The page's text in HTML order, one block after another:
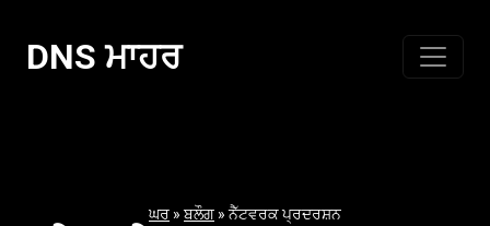
DNS ਮਾਹਰ
ਘਰ »ਬਲੌਗ »ਨੈੱਟਵਰਕ ਪ੍ਰਦਰਸ਼ਨ